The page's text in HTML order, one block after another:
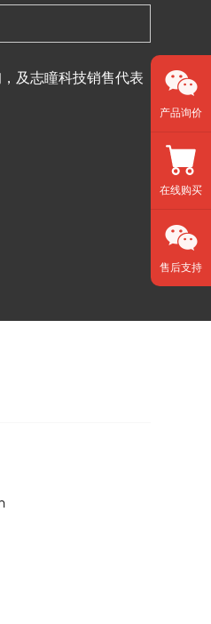
及志瞳科技销售代表
产品询价
在线购买
售后支持